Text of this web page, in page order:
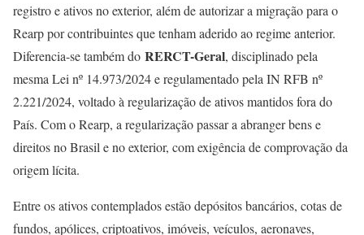
registro e ativos no exterior, além de autorizar a migração para o
Rearp por contribuintes que tenham aderido ao regime anterior.
Diferencia-se também do RERCT-Geral, disciplinado pela
mesma Lei nº 14.973/2024 e regulamentado pela IN RFB nº
2.221/2024, voltado à regularização de ativos mantidos fora do
País. Com o Rearp, a regularização passar a abranger bens e
direitos no Brasil e no exterior, com exigência de comprovação da
origem lícita.
Entre os ativos contemplados estão depósitos bancários, cotas de
fundos, apólices, criptoativos, imóveis, veículos, aeronaves,